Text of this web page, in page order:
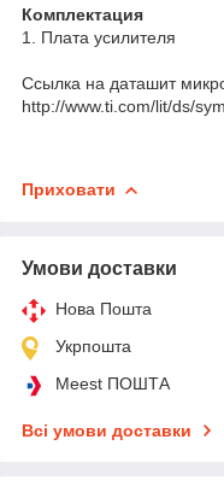
Комплектация
1. Плата усилителя
Ссылка на даташит
http://www.ti.com/lit/ds/
Приховати
Умови доставки
Нова Пошта
Укрпошта
Meest ПОШТА
Всі умови доставки